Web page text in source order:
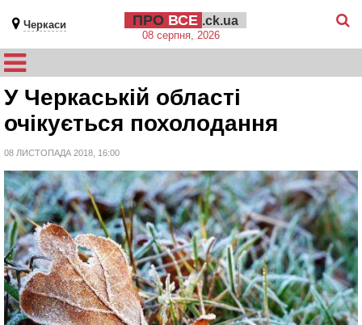
Черкаси ПРО ВСЕ .ck.ua
08 серпня, 2026
У Черкаській області
очікується похолодання
08 ЛИСТОПАДА 2018, 16:00